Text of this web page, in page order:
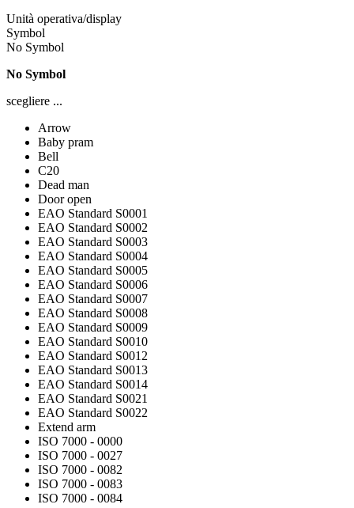
Unità operativa/display
Symbol
No Symbol
No Symbol
scegliere ...
Arrow
Baby pram
Bell
C20
Dead man
Door open
EAO Standard S0001
EAO Standard S0002
EAO Standard S0003
EAO Standard S0004
EAO Standard S0005
EAO Standard S0006
EAO Standard S0007
EAO Standard S0008
EAO Standard S0009
EAO Standard S0010
EAO Standard S0012
EAO Standard S0013
EAO Standard S0014
EAO Standard S0021
EAO Standard S0022
Extend arm
ISO 7000 - 0000
ISO 7000 - 0027
ISO 7000 - 0082
ISO 7000 - 0083
ISO 7000 - 0084